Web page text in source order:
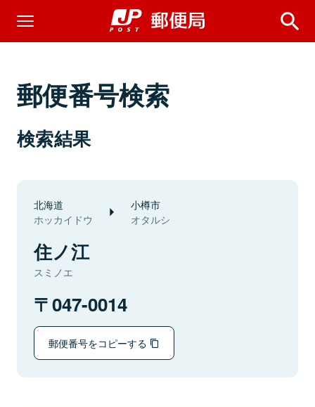
郵便番号検索
検索結果
北海道
ホッカイドウ
小樽市
オタルシ
住ノ江
スミノエ
047-0014
郵便番号をコピーする